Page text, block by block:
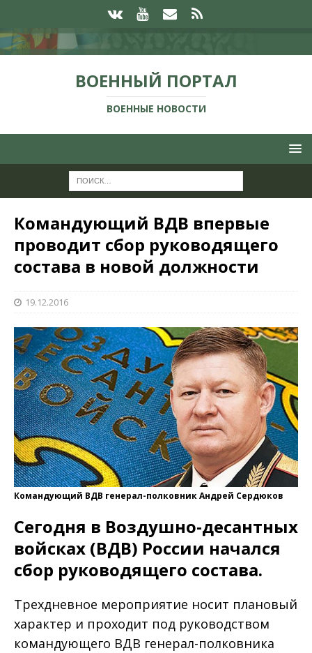
ВОЕННЫЙ ПОРТАЛ
ВОЕННЫЕ НОВОСТИ
Командующий ВДВ впервые
проводит сбор руководящего
состава в новой должности
19.12.2016
Командующий ВДВ генерал-полковник Андрей Сердюков
Сегодня в Воздушно-десантных
войсках (ВДВ) России начался
сбор руководящего состава.
Трехдневное мероприятие носит плановый
характер и проходит под руководством
командующего ВДВ генерал-полковника